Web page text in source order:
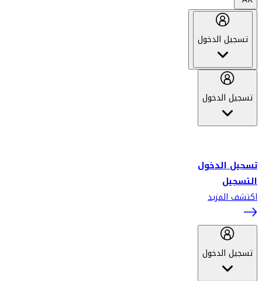
تسجيل الدخول
تسجيل الدخول
تسجيل الدخول
التسجيل
اكتشف المزيد
تسجيل الدخول